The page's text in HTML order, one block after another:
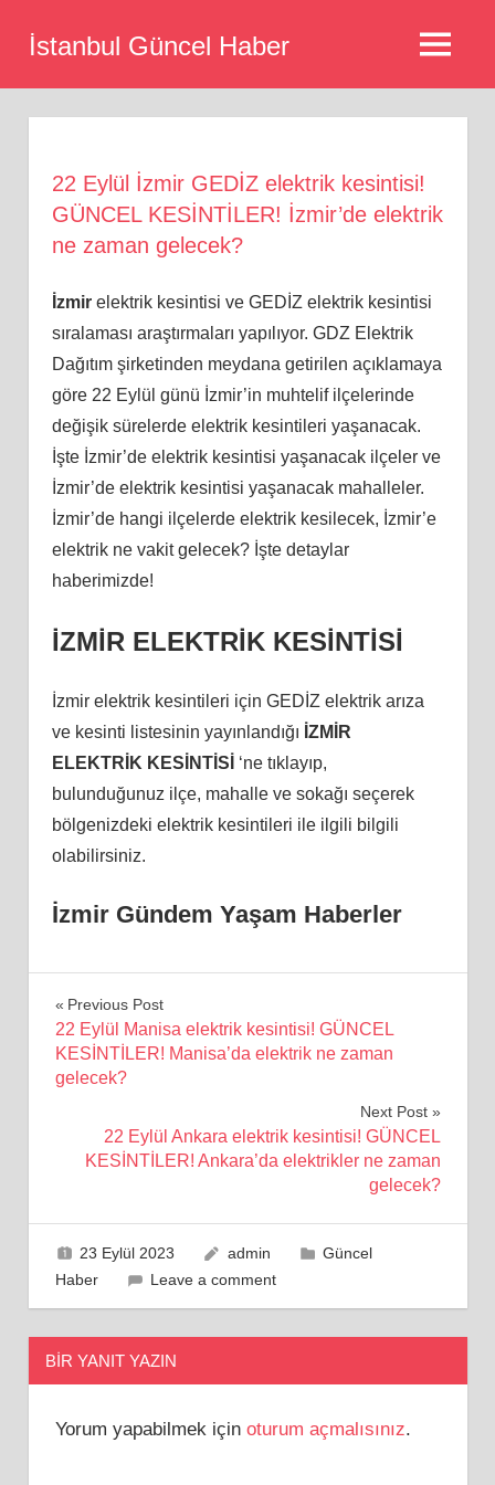
İstanbul Güncel Haber MENU
22 Eylül İzmir GEDİZ elektrik kesintisi!
GÜNCEL KESİNTİLER! İzmir’de elektrik
ne zaman gelecek?
İzmirelektrik kesintisi ve GEDİZ elektrik kesintisi
sıralaması araştırmaları yapılıyor. GDZ Elektrik
Dağıtım şirketinden meydana getirilen açıklamaya
göre 22 Eylül günü İzmir’in muhtelif ilçelerinde
değişik sürelerde elektrik kesintileri yaşanacak.
İşte İzmir’de elektrik kesintisi yaşanacak ilçeler ve
İzmir’de elektrik kesintisi yaşanacak mahalleler.
İzmir’de hangi ilçelerde elektrik kesilecek, İzmir’e
elektrik ne vakit gelecek? İşte detaylar
haberimizde!
İZMİR ELEKTRİK KESİNTİSİ
İzmir elektrik kesintileri için GEDİZ elektrik arıza
ve kesinti listesinin yayınlandığı İZMİR
ELEKTRİK KESİNTİSİ ‘ne tıklayıp,
bulunduğunuz ilçe, mahalle ve sokağı seçerek
bölgenizdeki elektrik kesintileri ile ilgili bilgili
olabilirsiniz.
İzmir Gündem Yaşam Haberler
Yazı
gezinmesi
Previous Post
22 Eylül Manisa elektrik kesintisi! GÜNCEL
KESİNTİLER! Manisa’da elektrik ne zaman
gelecek?
Next Post
22 Eylül Ankara elektrik kesintisi! GÜNCEL
KESİNTİLER! Ankara’da elektrikler ne zaman
gelecek?
23 Eylül 2023 admin
Güncel
Haber
Leave a comment
BIR YANIT YAZIN
Yorum yapabilmek için oturum açmalısınız.